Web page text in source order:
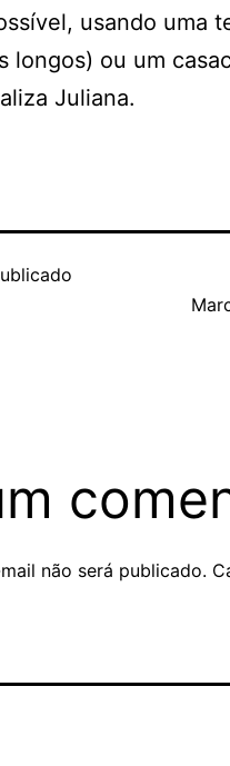
usando uma
longos) ou um
Juliana.
não será publicado.